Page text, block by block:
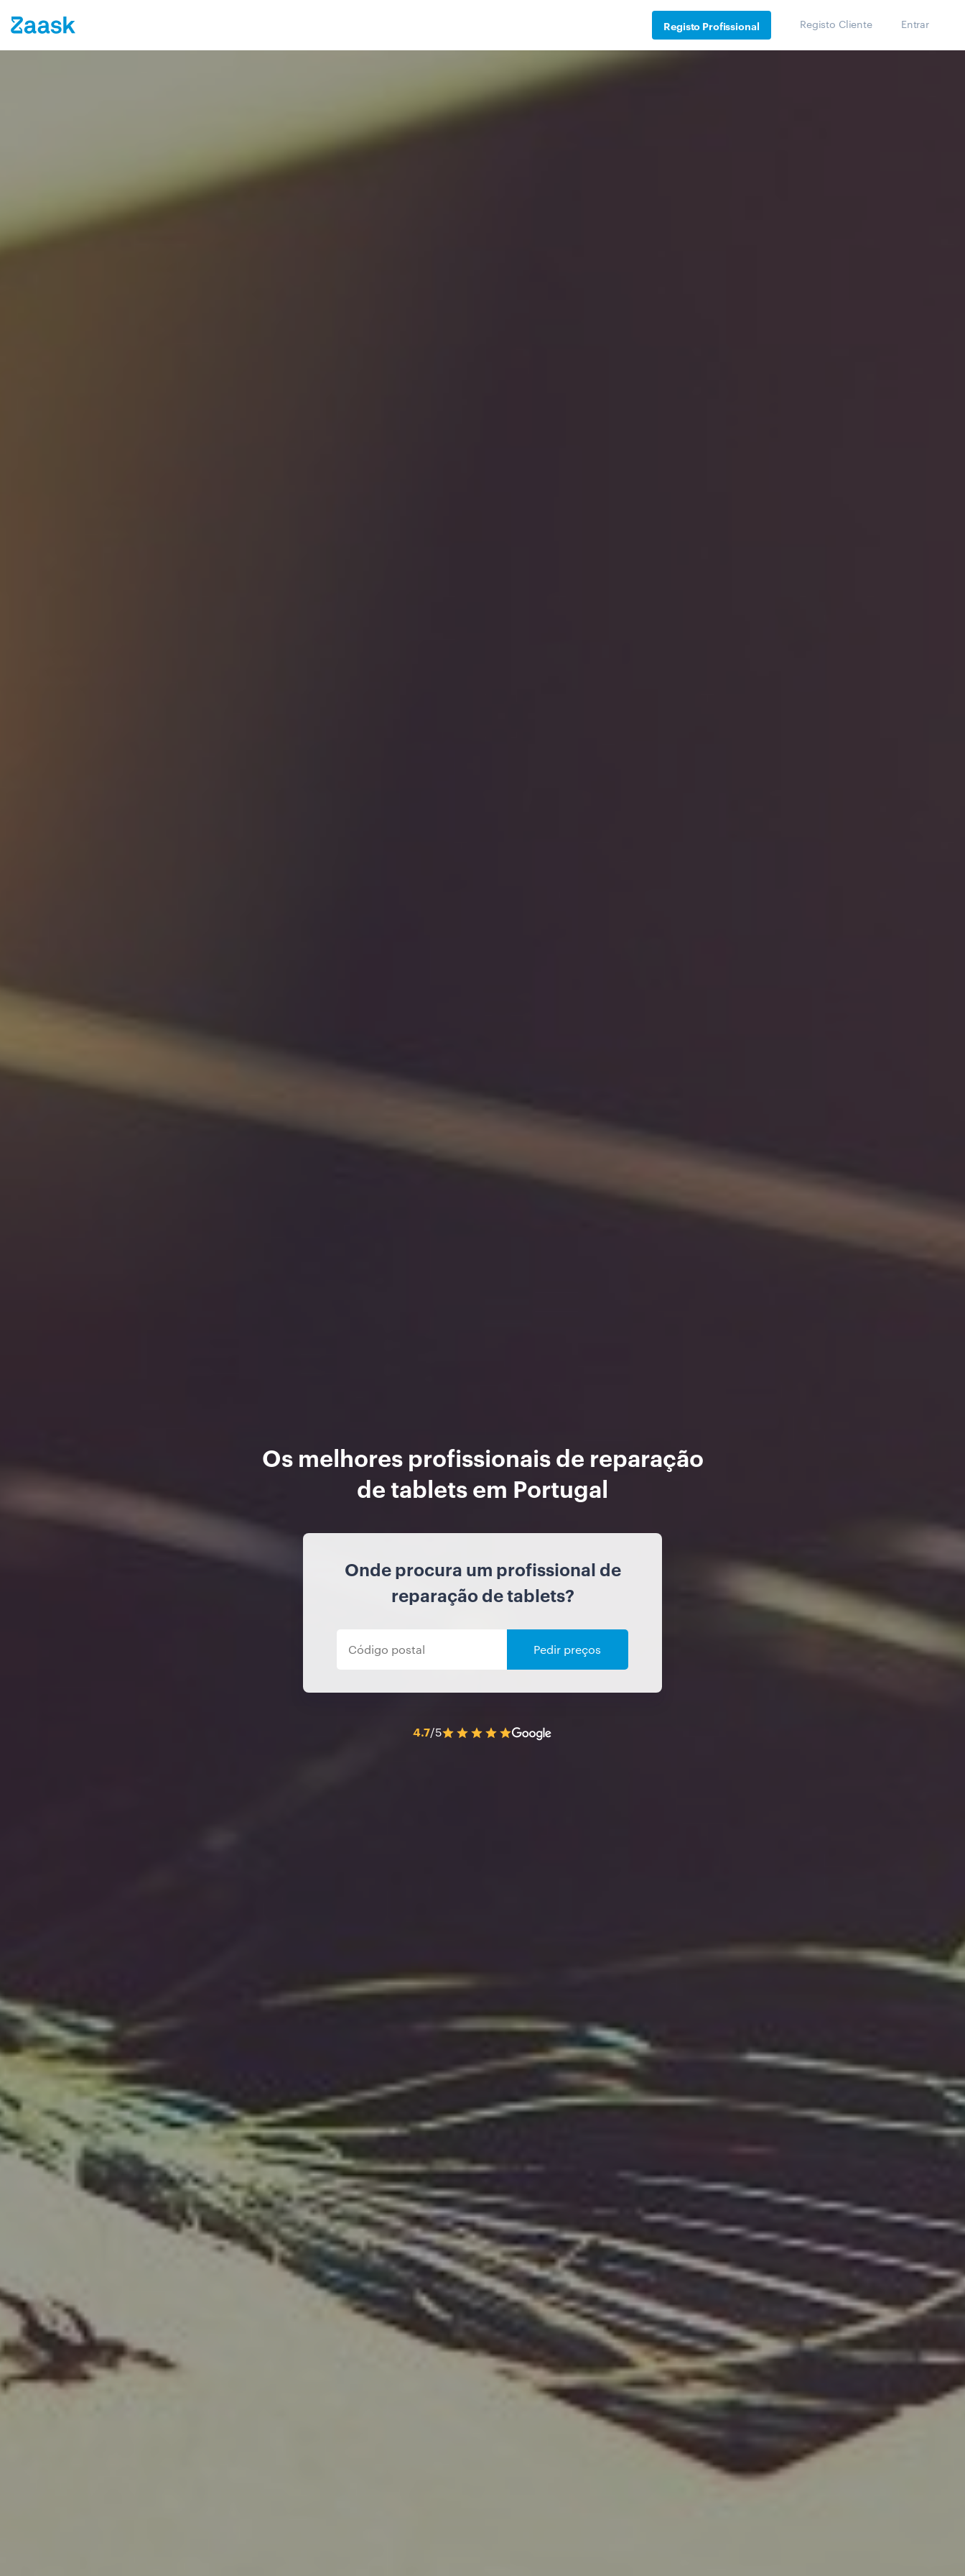
Registo Profissional Registo Cliente Entrar
Os melhores profissionais de reparação
de tablets em Portugal
Onde procura um profissional de
reparação de tablets?
Pedir preços
4.7/5